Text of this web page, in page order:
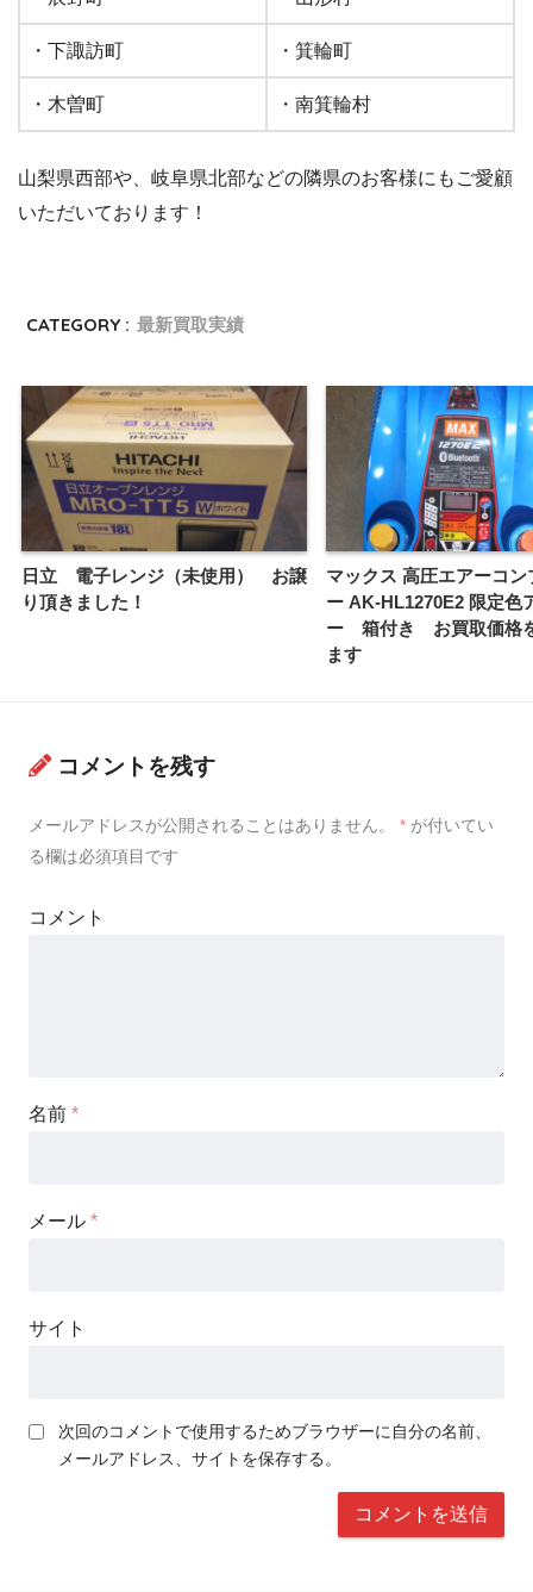
・下諏訪町 ・箕輪町
・木曽町 ・南箕輪村
山梨県西部や、岐阜県北部などの隣県のお客様にもご愛顧
いただいております！
CATEGORY : 最新買取実績
日立 電子レンジ（未使用） お譲
り頂きました！
マックス 高圧エアーコン
ー AK-HL1270E2 限定色
ー 箱付き お買取価格
ます
コメントを残す
メールアドレスが公開されることはありません。 * が付いてい
る欄は必須項目です
コメント
名前 *
メール *
サイト
次回のコメントで使用するためブラウザーに自分の名前、
メールアドレス、サイトを保存する。